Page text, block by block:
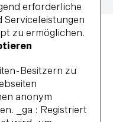
Freizeit GmbH
erforderliche
Serviceleistungen
zu ermöglichen.
Besitzern zu
anonym
_ga : Registriert